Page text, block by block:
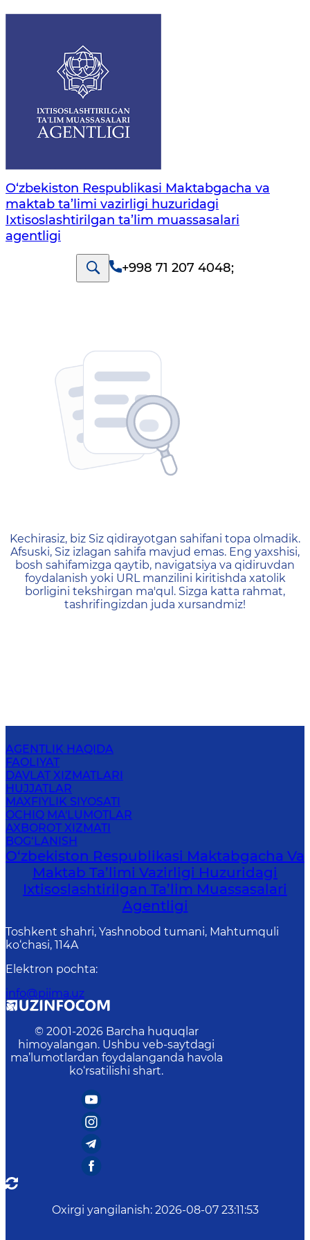
O‘zbekiston Respublikasi Maktabgacha va
maktab ta’limi vazirligi huzuridagi
Ixtisoslashtirilgan ta’lim muassasalari
agentligi
+998 71 207 4048;
404 — Страница не
Kechirasiz, biz Siz qidirayotgan sahifani topa olmadik.
Afsuski, Siz izlagan sahifa mavjud emas. Eng yaxshisi,
bosh sahifamizga qaytib, navigatsiya va qidiruvdan
foydalanish yoki URL manzilini kiritishda xatolik
borligini tekshirgan ma'qul. Sizga katta rahmat,
tashrifingizdan juda xursandmiz!
AGENTLIK HAQIDA
FAOLIYAT
DAVLAT XIZMATLARI
HUJJATLAR
MAXFIYLIK SIYOSATI
OCHIQ MA'LUMOTLAR
AXBOROT XIZMATI
BOG‘LANISH
O‘zbekiston Respublikasi Maktabgacha Va
Maktab Ta’limi Vazirligi Huzuridagi
Ixtisoslashtirilgan Ta’lim Muassasalari
Agentligi
Toshkent shahri, Yashnobod tumani, Mahtumquli
ko‘chasi, 114A
Elektron pochta:
info@piima.uz
© 2001-2026 Barcha huquqlar
himoyalangan. Ushbu veb-saytdagi
ma’lumotlardan foydalanganda havola
ko‘rsatilishi shart.
Oxirgi yangilanish: 2026-08-07 23:11:53